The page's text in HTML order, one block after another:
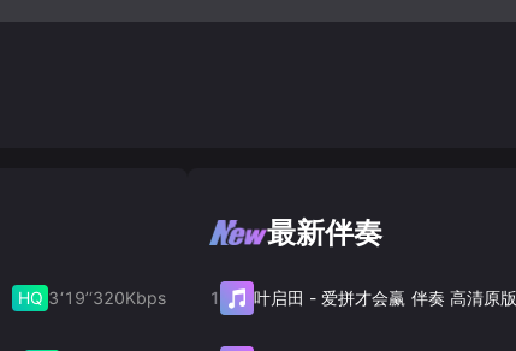
HQ 3‘19’‘320Kbps
最新伴奏
1 叶启田 -爱拼才会赢 伴奏 高清原